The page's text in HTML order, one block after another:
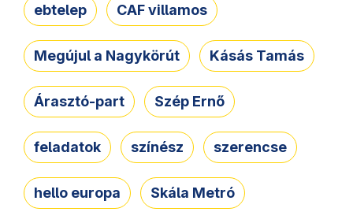
ebtelep CAF villamos
Megújul a Nagykörút Kásás Tamás
Árasztó-part Szép Ernő
feladatok színész szerencse
hello europa Skála Metró